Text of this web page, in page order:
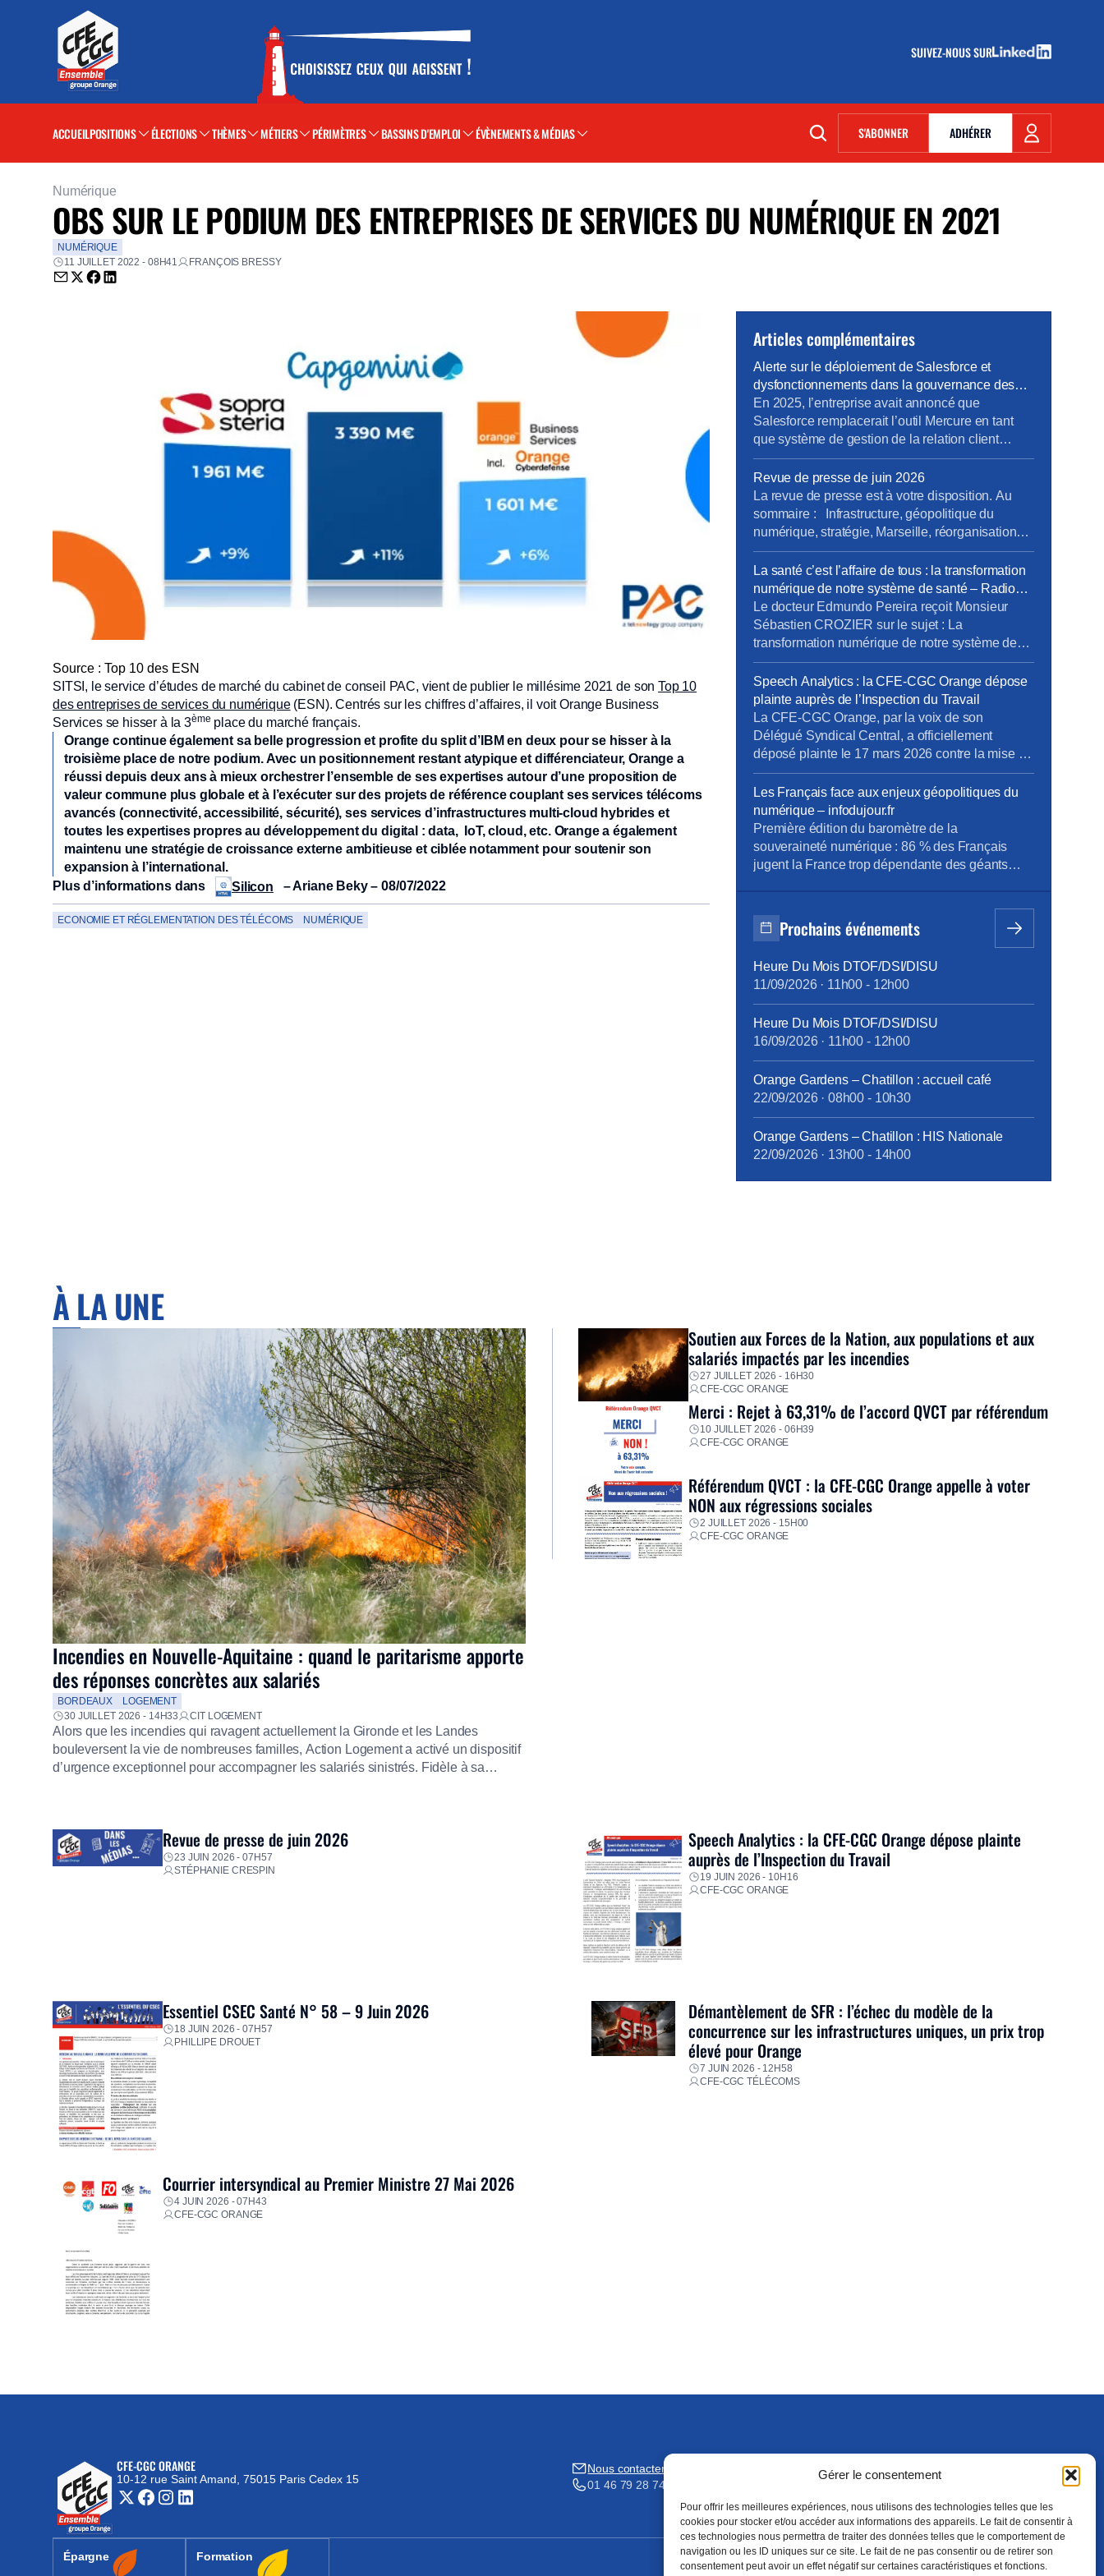
Gérer le consentement
Pour offrir les meilleures expériences, nous utilisons des technologies telles que les
cookies pour stocker et/ou accéder aux informations des appareils. Le fait de consentir à
ces technologies nous permettra de traiter des données telles que le comportement de
navigation ou les ID uniques sur ce site. Le fait de ne pas consentir ou de retirer son
consentement peut avoir un effet négatif sur certaines caractéristiques et fonctions.
SUIVEZ-NOUS SUR
(NOUVELLE FENÊTRE)
ACCUEILPOSITIONS ÉLECTIONS THÈMES MÉTIERS PÉRIMÈTRES BASSINS D'EMPLOI ÉVÈNEMENTS & MÉDIAS S'ABONNER(NOUVELLE FENÊTRE)
ADHÉRER
Numérique
OBS SUR LE PODIUM DES ENTREPRISES DE SERVICES DU NUMÉRIQUE EN 2021
NUMÉRIQUE
11 JUILLET 2022 - 08H41
FRANÇOIS BRESSY
Envoyer par email (nouvelle fenêtre)
Partager sur Twitter (nouvelle fenêtre)
Partager sur Facebook (nouvelle fenêtre)
Partager sur LinkedIn (nouvelle fenêtre)
Source : Top 10 des ESN
SITSI, le service d’études de marché du cabinet de conseil PAC, vient de publier le millésime 2021 de sonTop 10
des entreprises de services du numérique(ESN). Centrés sur les chiffres d’affaires, il voit Orange Business
Services se hisser à la 3ème place du marché français.
Orange continue également sa belle progression et profite du split d’IBM en deux pour se hisser à la
troisième place de notre podium. Avec un positionnement restant atypique et différenciateur, Orange a
réussi depuis deux ans à mieux orchestrer l’ensemble de ses expertises autour d’une proposition de
valeur commune plus globale et à l’exécuter sur des projets de référence couplant ses services télécoms
avancés (connectivité, accessibilité, sécurité), ses services d’infrastructures multi-cloud hybrides et
toutes les expertises propres au développement du digital : data, IoT, cloud, etc. Orange a également
maintenu une stratégie de croissance externe ambitieuse et ciblée notamment pour soutenir son
expansion à l’international.
Plus d’informations dans
Silicon – Ariane Beky – 08/07/2022
ECONOMIE ET RÉGLEMENTATION DES TÉLÉCOMS NUMÉRIQUE
Articles complémentaires
Alerte sur le déploiement de Salesforce et
dysfonctionnements dans la gouvernance des
projets métiers
En 2025, l’entreprise avait annoncé que
Salesforce remplacerait l’outil Mercure en tant
que système de gestion de la relation client
(CRM). À cette occasion, la Direction Pro-PME et
la Direction du Système d’Information (DSI)
avaient sollicité chaque métier pour élaborer un
cahier des charges rigoureux, destiné à prendre
en compte les besoins terrain spécifiques de […]
Revue de presse de juin 2026
La revue de presse est à votre disposition. Au
sommaire : Infrastructure, géopolitique du
numérique, stratégie, Marseille, réorganisations,
QVCT, IA, SFR. Pour la consulter : revue de
presse de juin. Pour vous abonner gratuitement :
s’abonner Vous pouvez lire les articles au fil de
leur publication en rubrique Revue de presse,
mais aussi en nous […]
La santé c’est l’affaire de tous : la transformation
numérique de notre système de santé – Radio
Phare
Le docteur Edmundo Pereira reçoit Monsieur
Sébastien CROZIER sur le sujet : La
transformation numérique de notre système de
santé. Ecouter l’interview. Ecouter sur Radio
Phare – 05/06/2026
Speech Analytics : la CFE-CGC Orange dépose
plainte auprès de l’Inspection du Travail
La CFE-CGC Orange, par la voix de son
Délégué Syndical Central, a officiellement
déposé plainte le 17 mars 2026 contre la mise en
place d’un dispositif de contrôle des salariés
basé sur l’intelligence artificielle. Nous
dénonçons une atteinte « Disproportionnée » aux
droits et libertés des employés, estimant que le
système mis en œuvre par la […]
Les Français face aux enjeux géopolitiques du
numérique – infodujour.fr
Première édition du baromètre de la
souveraineté numérique : 86 % des Français
jugent la France trop dépendante des géants
Rencontres de l’Hémicycle : « Géopolitique du
numérique : se réarmer dans les nouveaux
Prochains événements
Heure Du Mois DTOF/DSI/DISU
11/09/2026· 11h00 - 12h00
Heure Du Mois DTOF/DSI/DISU
16/09/2026· 11h00 - 12h00
Orange Gardens – Chatillon : accueil café
22/09/2026· 08h00 - 10h30
Orange Gardens – Chatillon : HIS Nationale
22/09/2026· 13h00 - 14h00
À LA UNE
Incendies en Nouvelle-Aquitaine : quand le paritarisme apporte
des réponses concrètes aux salariés
BORDEAUX
LOGEMENT
30 JUILLET 2026 - 14H33
CIT LOGEMENT
Alors que les incendies qui ravagent actuellement la Gironde et les Landes
bouleversent la vie de nombreuses familles, Action Logement a activé un dispositif
d’urgence exceptionnel pour accompagner les salariés sinistrés. Fidèle à sa
Soutien aux Forces de la Nation, aux populations et aux
salariés impactés par les incendies
27 JUILLET 2026 - 16H30
CFE-CGC ORANGE
Merci : Rejet à 63,31% de l’accord QVCT par référendum
10 JUILLET 2026 - 06H39
CFE-CGC ORANGE
Référendum QVCT : la CFE-CGC Orange appelle à voter
NON aux régressions sociales
2 JUILLET 2026 - 15H00
CFE-CGC ORANGE
Revue de presse de juin 2026
23 JUIN 2026 - 07H57
STÉPHANIE CRESPIN
Speech Analytics : la CFE-CGC Orange dépose plainte
auprès de l’Inspection du Travail
19 JUIN 2026 - 10H16
CFE-CGC ORANGE
Essentiel CSEC Santé N° 58 – 9 Juin 2026
18 JUIN 2026 - 07H57
PHILLIPE DROUET
Démantèlement de SFR : l’échec du modèle de la
concurrence sur les infrastructures uniques, un prix trop
élevé pour Orange
7 JUIN 2026 - 12H58
CFE-CGC TÉLÉCOMS
Courrier intersyndical au Premier Ministre 27 Mai 2026
4 JUIN 2026 - 07H43
CFE-CGC ORANGE
CFE-CGC ORANGE
10-12 rue Saint Amand, 75015 Paris Cedex 15
(nouvelle fenêtre)
Nous contacter
01 46 79 28 74
S'ABONNER
(NOUVELLE FENÊTRE)
ADHÉRER
Épargne
(nouvelle fenêtre) Formation
(nouvelle fenêtre)